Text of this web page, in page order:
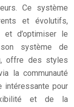
Ce système
et évolutifs,
d’optimiser le
système de
offre des styles
la communauté
intéressante pour
et de la